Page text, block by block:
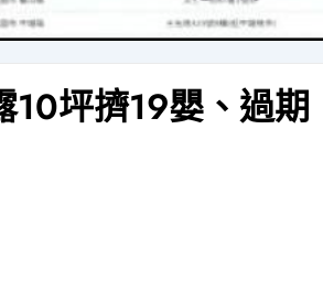
10坪擠19嬰、過期